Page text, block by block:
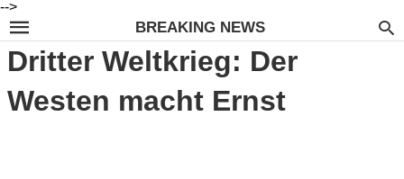
-->
BREAKING NEWS
Dritter Weltkrieg: Der
Westen macht Ernst